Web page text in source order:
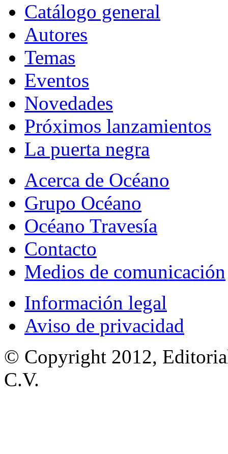
Catálogo general
Autores
Temas
Eventos
Novedades
Próximos lanzamientos
La puerta negra
Acerca de Océano
Grupo Océano
Océano Travesía
Contacto
Medios de comunicación
Información legal
Aviso de privacidad
© Copyright 2012,
C.V.